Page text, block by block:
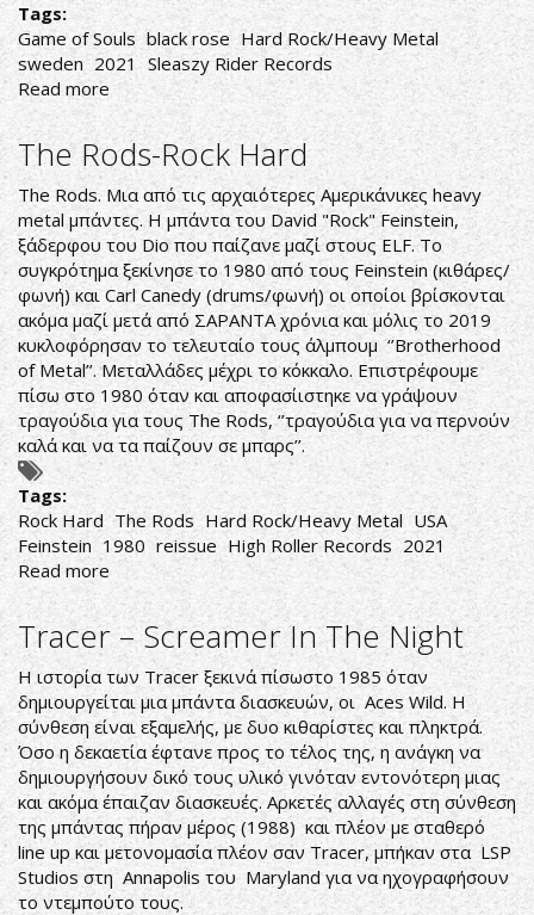
Tags:
Game of Souls black rose Hard Rock/Heavy Metal
sweden 2021 Sleaszy Rider Records
Read more about
Black
Rose-
Game
of
Souls
The Rods-Rock Hard
The Rods. Μια από τις αρχαιότερες Αμερικάνικες heavy
metal μπάντες. Η μπάντα του David "Rock" Feinstein,
ξάδερφου του Dio που παίζανε μαζί στους ELF. Το
συγκρότημα ξεκίνησε το 1980 από τους Feinstein (κιθάρες/
φωνή) και Carl Canedy (drums/φωνή) οι οποίοι βρίσκονται
ακόμα μαζί μετά από ΣΑΡΑΝΤΑ χρόνια και μόλις το 2019
κυκλοφόρησαν το τελευταίο τους άλμπουμ ‘’Brotherhood
of Metal’’. Μεταλλάδες μέχρι το κόκκαλο. Επιστρέφουμε
πίσω στο 1980 όταν και αποφασίιστηκε να γράψουν
τραγούδια για τους The Rods, ‘’τραγούδια για να περνούν
καλά και να τα παίζουν σε μπαρς’’.
Tags:
Rock Hard The Rods Hard Rock/Heavy Metal USA
Feinstein 1980 reissue High Roller Records 2021
Read more about
The
Rods-
Rock
Hard
Tracer – Screamer In The Night
Η ιστορία των Tracer ξεκινά πίσωστο 1985 όταν
δημιουργείται μια μπάντα διασκευών, οι Aces Wild. Η
σύνθεση είναι εξαμελής, με δυο κιθαρίστες και πληκτρά.
Όσο η δεκαετία έφτανε προς το τέλος της, η ανάγκη να
δημιουργήσουν δικό τους υλικό γινόταν εντονότερη μιας
και ακόμα έπαιζαν διασκευές. Αρκετές αλλαγές στη σύνθεση
της μπάντας πήραν μέρος (1988) και πλέον με σταθερό
line up και μετονομασία πλέον σαν Tracer, μπήκαν στα LSP
Studios στη Annapolis του Maryland για να ηχογραφήσουν
το ντεμπούτο τους.